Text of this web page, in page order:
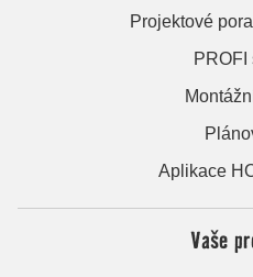
Projektové
PROFI
Aplikace
Vaše